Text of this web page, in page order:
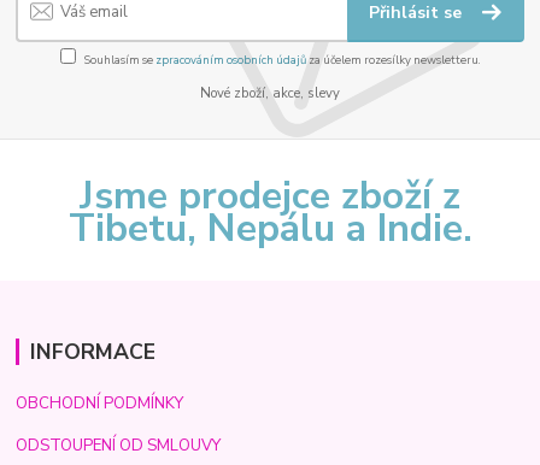
Přihlásit se
Souhlasím se zpracováním osobních údajůza účelem rozesílky newsletteru.
Nové zboží, akce, slevy
Jsme prodejce zboží z
Tibetu, Nepálu a Indie.
INFORMACE
OBCHODNÍ PODMÍNKY
ODSTOUPENÍ OD SMLOUVY